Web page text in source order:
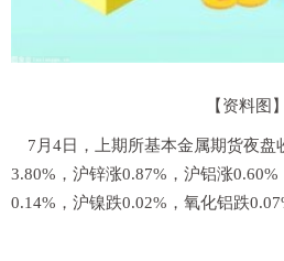
【资料图】
7月4日，上期所基本金属期货夜盘
3.80%，沪锌涨0.87%，沪铝涨
0.14%，沪镍跌0.02%，氧化铝跌